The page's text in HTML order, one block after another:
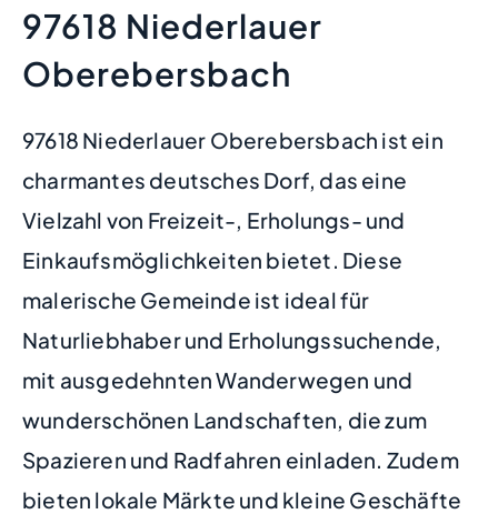
97618 Niederlauer
Oberebersbach
97618 Niederlauer Oberebersbach ist ein
charmantes deutsches Dorf, das eine
Vielzahl von Freizeit-, Erholungs- und
Einkaufsmöglichkeiten bietet. Diese
malerische Gemeinde ist ideal für
Naturliebhaber und Erholungssuchende,
mit ausgedehnten Wanderwegen und
wunderschönen Landschaften, die zum
Spazieren und Radfahren einladen. Zudem
bieten lokale Märkte und kleine Geschäfte